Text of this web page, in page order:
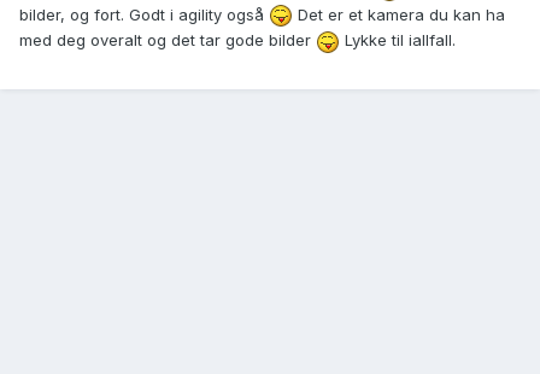
bilder, og fort. Godt i agility også
Det er et kamera du kan ha
med deg overalt og det tar gode bilder
Lykke til iallfall.